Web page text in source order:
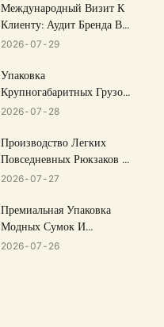
Международный Визит К
Клиенту: Аудит Бренда В
Швеции И Экскурсия На
2026 07 29
Упаковка
Крупногабаритных Грузов
И Международная
Багажа И Сумок.
2026 07 28
Производство Легких
Повседневных Рюкзаков И
Рюкзаков По OEM/ODM
2026 07 27
Премиальная Упаковка
Модных Сумок И
Стандарты Защиты
2026 07 26